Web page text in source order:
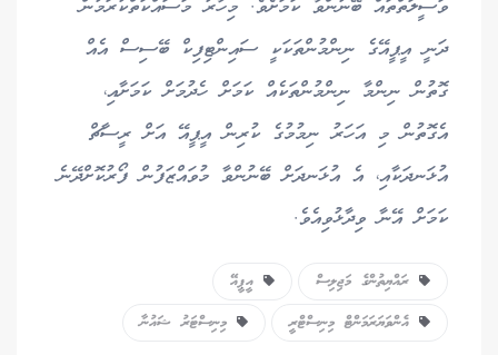
ވަސީލަތްތައް ބޭނުންވާ ކަމަށެވެ. މިހާރު މަސައްކަތްކުރަމުން
ދަނީ އީޕީއޭގެ ނިންމުންތަކަކީ ސައިންޓިފިކް ބޭސިސް އެއް
ގޮތުން ނިންމާ ނިންމުންތަކެއް ކަމަށް ހެދުމަށް ކަމަށާއި،
އެގޮތުން މި އަހަރު ނިމުމުގެ ކުރިން އީޕީއޭ އަށް ރީސާޗް
އުޅަނދަކާއި، އެ އުޅަނދަށް ބޭނުންވާ މުވައްޒަފުން ފޯރުކޮށްދޭނެ
ކަމަށް އޭނާ ވިދާޅުވިއެވެ.
ރައްޔިތުންގެ މަޖިލިސް
އީޕީއޭ
އެންވަޔަރަމަންޓް މިނިސްޓްރީ
މިނިސްޓަރު ޝައުނާ